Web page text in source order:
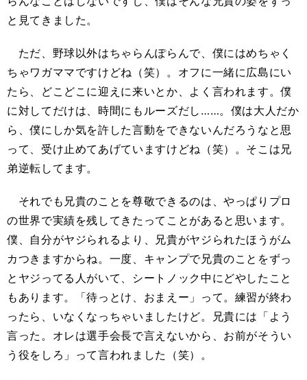
と見てきました。
ただ、野球以外はちゃらんぽらんで、僕にはめちゃく
ちゃワガママですけどね（笑）。オフに一緒に広島にい
たら、どこどこに迎えに来いとか、よく言われます。僕
に対してだけは、時間にもルーズだし……。僕は大人だか
ら、僕にしか気を許した言動をできないんだろうなと思
って、受け止めてあげていますけどね（笑）。そこは兄
弟逆転してます。
それでも兄貴のことを尊敬できるのは、やっぱりプロ
の世界で実績を残してきたってことがあると思います。
僕、自分がヤジられるより、兄貴がヤジられたほうがム
カつきますからね。一度、キャンプで兄貴のことをずっ
とヤジってる人がいて、シートノック中にどやしたこと
もあります。「待っとけ、おまえー」って。練習が終わ
ったら、いなくなっちゃいましたけど。兄貴には「よう
言った。オレは選手会長で言えないから、お前がそうい
う役をしろ」って言われました（笑）。